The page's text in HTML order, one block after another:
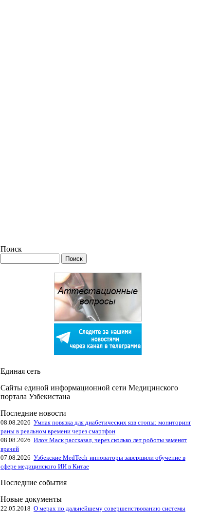
Поиск
Единая сеть
Сайты единой информационной сети Медицинского
портала Узбекистана
Последние новости
08.08.2026 Умная повязка для диабетических язв стопы: мониторинг
раны в реальном времени через смартфон
08.08.2026 Илон Маск рассказал, через сколько лет роботы заменят
врачей
07.08.2026 Узбекские MedTech-инноваторы завершили обучение в
сфере медицинского ИИ в Китае
Последние события
Новые документы
22.05.2018 О мерах по дальнейшему совершенствованию системы